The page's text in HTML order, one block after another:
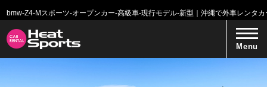
bmw-Z4-Mスポーツ-オープンカー-高級車-現行モデル-新型｜沖縄で外車レンタ
Menu